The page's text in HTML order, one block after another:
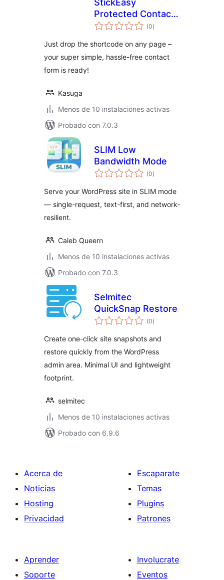
StickEasy
Protected Contact
Form
(0total
de
)
Just drop the shortcode on any page –
your super simple, hassle-free contact
form is ready!
Kasuga
Menos de 10 instalaciones activas
Probado con 7.0.3
SLIM Low
Bandwidth Mode
(0total
de
)
Serve your WordPress site in SLIM mode
— single-request, text-first, and network-
resilient.
Caleb Queern
Menos de 10 instalaciones activas
Probado con 7.0.3
Selmitec
QuickSnap Restore
(0total
de
)
Create one-click site snapshots and
restore quickly from the WordPress
admin area. Minimal UI and lightweight
footprint.
selmitec
Menos de 10 instalaciones activas
Probado con 6.9.6
Acerca de
Noticias
Hosting
Privacidad
Escaparate
Temas
Plugins
Patrones
Aprender
Soporte
Involucrate
Eventos